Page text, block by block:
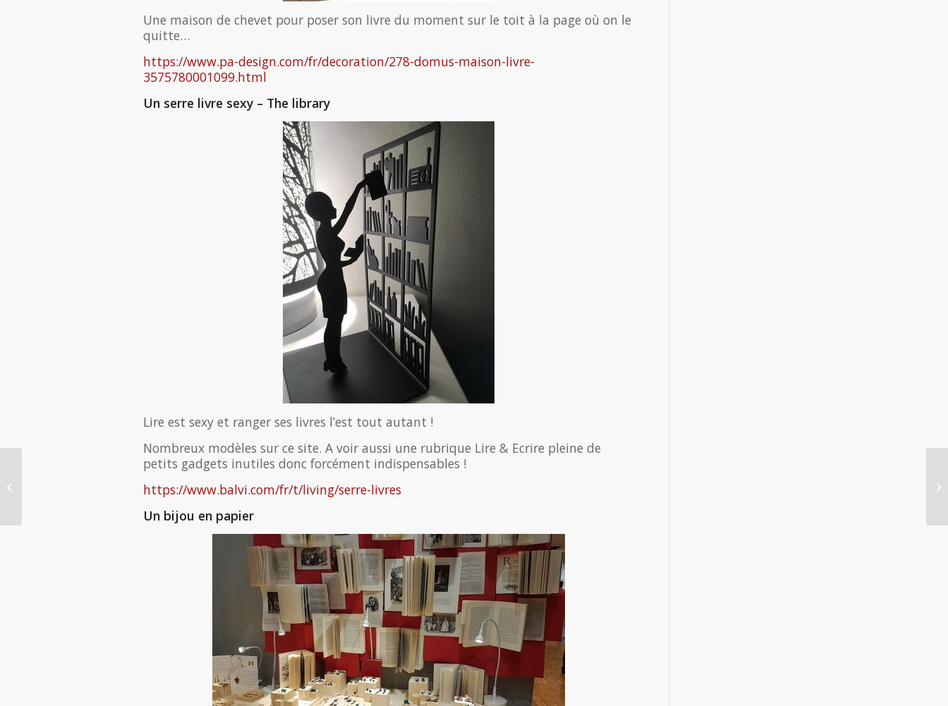
Une maison de chevet pour poser son livre du moment sur le toit à la page où on le
quitte…
https://www.pa-design.com/fr/decoration/278-domus-maison-livre-
3575780001099.html
Un serre livre sexy – The library
Lire est sexy et ranger ses livres l’est tout autant !
Nombreux modèles sur ce site. A voir aussi une rubrique Lire & Ecrire pleine de
petits gadgets inutiles donc forcément indispensables !
https://www.balvi.com/fr/t/living/serre-livres
Un bijou en papier